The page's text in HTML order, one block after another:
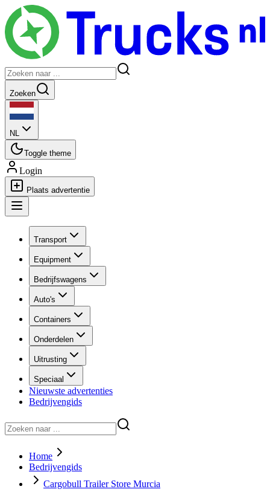
Zoeken
NL
Toggle theme
Login
Plaats advertentie
Transport
Equipment
Bedrijfswagens
Auto's
Containers
Onderdelen
Uitrusting
Speciaal
Nieuwste advertenties
Bedrijvengids
Home
Bedrijvengids
Cargobull Trailer Store Murcia